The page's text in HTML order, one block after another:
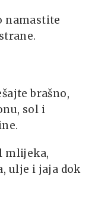
namastite
brašno,
sol i
mlijeka,
ulje i jaja dok